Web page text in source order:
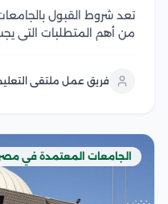
تعد شروط القبول
من أهم المتطلبات التي
الشهادة، واستيفاء
فريق عمل ملتقى
الجامعات المعتمدة في